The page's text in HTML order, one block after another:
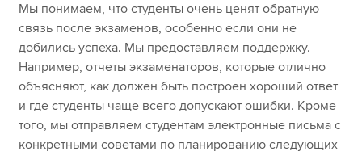
Мы понимаем, что студенты очень ценят обратную
связь после экзаменов, особенно если они не
добились успеха. Мы предоставляем поддержку.
Например, отчеты экзаменаторов, которые отлично
объясняют, как должен быть построен хороший ответ
и где студенты чаще всего допускают ошибки. Кроме
того, мы отправляем студентам электронные письма с
конкретными советами по планированию следующих